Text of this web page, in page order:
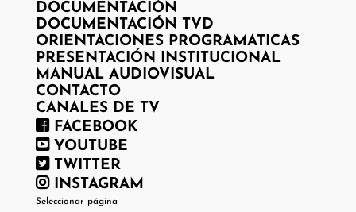
DOCUMENTACIÓN
DOCUMENTACIÓN TVD
ORIENTACIONES PROGRAMATICAS
PRESENTACIÓN INSTITUCIONAL
MANUAL AUDIOVISUAL
CONTACTO
CANALES DE TV
FACEBOOK
YOUTUBE
TWITTER
INSTAGRAM
Seleccionar página